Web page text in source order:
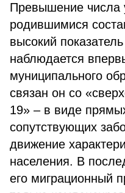
Превышение числа
родившимися
высокий
наблюдается
муниципального
связан он со
19» – в виде
сопутствующих
движение
населения. В
его миграционный